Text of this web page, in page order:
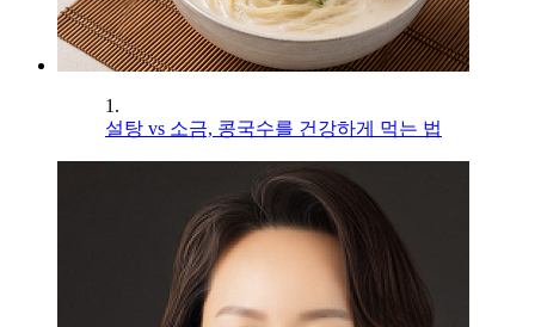
1.
설탕 vs 소금, 콩국수를 건강하게 먹는 법